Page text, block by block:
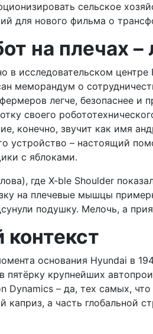
сельское
для нового фильма о
на плечах –
в исследовательском
меморандум о
легче, безопаснее и
своего
конечно, звучит как имя
устройство – настоящий
с яблоками.
где X-ble Shoulder
на плечевые мышцы
подушку. Мелочь, а
основания Hyundai в
крупнейших
– да, тех самых,
а часть глобальной